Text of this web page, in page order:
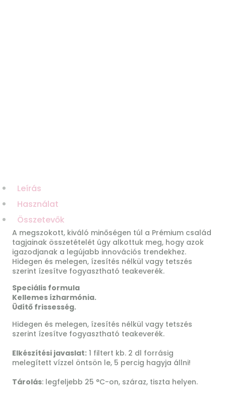
Leírás
Használat
Összetevők
A megszokott, kiváló minőségen túl a Prémium család
tagjainak összetételét úgy alkottuk meg, hogy azok
igazodjanak a legújabb innovációs trendekhez.
Hidegen és melegen, ízesítés nélkül vagy tetszés
szerint ízesítve fogyasztható teakeverék.
Speciális formula
Kellemes ízharmónia.
Üdítő frissesség.
Hidegen és melegen, ízesítés nélkül vagy tetszés
szerint ízesítve fogyasztható teakeverék.
Elkészítési javaslat: 1 filtert kb. 2 dl forrásig
melegített vízzel öntsön le, 5 percig hagyja állni!
Tárolás: legfeljebb 25 °C-on, száraz, tiszta helyen.